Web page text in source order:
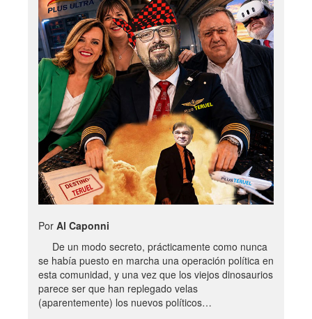
Por Al Caponni
De un modo secreto, prácticamente como nunca
se había puesto en marcha una operación política en
esta comunidad, y una vez que los viejos dinosaurios
parece ser que han replegado velas
(aparentemente) los nuevos políticos…